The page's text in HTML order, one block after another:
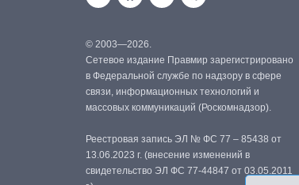
© 2003—2026.
Сетевое издание Правмир зарегистрировано
в Федеральной службе по надзору в сфере
связи, информационных технологий и
массовых коммуникаций (Роскомнадзор).
Реестровая запись ЭЛ № ФС 77 – 85438 от
13.06.2023 г. (внесение изменений в
свидетельство ЭЛ ФС 77-44847 от 03.05.2011